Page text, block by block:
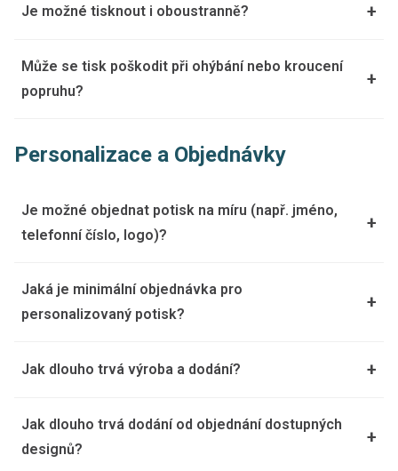
Je možné tisknout i oboustranně? +
Může se tisk poškodit při ohýbání nebo kroucení
popruhu?
+
Personalizace a Objednávky
Je možné objednat potisk na míru (např. jméno,
telefonní číslo, logo)?
+
Jaká je minimální objednávka pro
personalizovaný potisk?
+
Jak dlouho trvá výroba a dodání? +
Jak dlouho trvá dodání od objednání dostupných
designů?
+